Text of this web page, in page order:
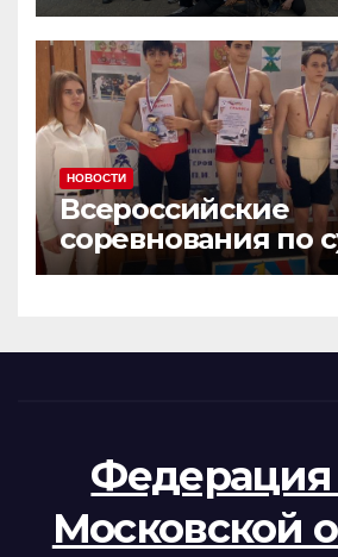
НОВОСТИ
Всероссийские
соревнования по
Федерация
Московской